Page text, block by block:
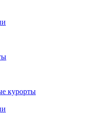
курорты